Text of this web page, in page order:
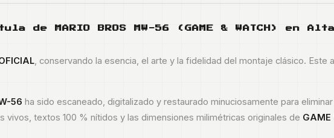
de MARIO BROS MW-56 (GAME & WATCH) en
, conservando la esencia, el arte y la fidelidad del montaje clásico. Este
56 ha sido escaneado, digitalizado y restaurado minuciosamente para
vivos, textos 100 % nítidos y las dimensiones milimétricas originales de GAME